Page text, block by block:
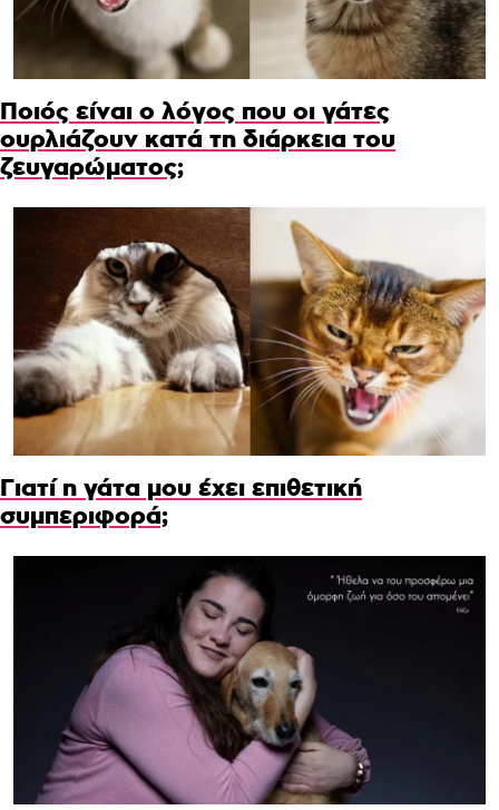
Ποιός είναι ο λόγος που οι γάτες
ουρλιάζουν κατά τη διάρκεια του
ζευγαρώματος;
Γιατί η γάτα μου έχει επιθετική
συμπεριφορά;